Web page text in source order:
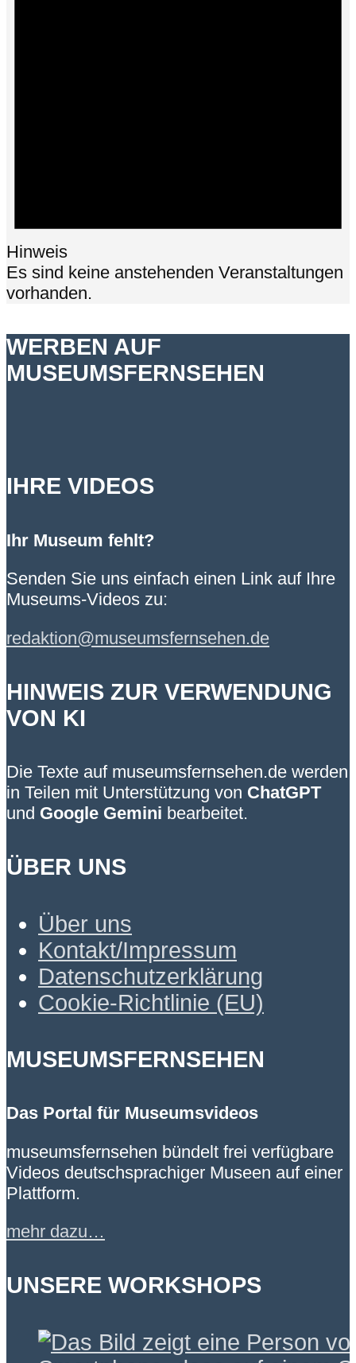
Hinweis
Es sind keine anstehenden Veranstaltungen
vorhanden.
WERBEN AUF
MUSEUMSFERNSEHEN
IHRE VIDEOS
Ihr Museum fehlt?
Senden Sie uns einfach einen Link auf Ihre
Museums-Videos zu:
redaktion@museumsfernsehen.de
HINWEIS ZUR VERWENDUNG
VON KI
Die Texte auf museumsfernsehen.de werden
in Teilen mit Unterstützung von ChatGPT
und Google Gemini bearbeitet.
ÜBER UNS
Über uns
Kontakt/Impressum
Datenschutzerklärung
Cookie-Richtlinie (EU)
MUSEUMSFERNSEHEN
Das Portal für Museumsvideos
museumsfernsehen bündelt frei verfügbare
Videos deutschsprachiger Museen auf einer
Plattform.
mehr dazu…
UNSERE WORKSHOPS